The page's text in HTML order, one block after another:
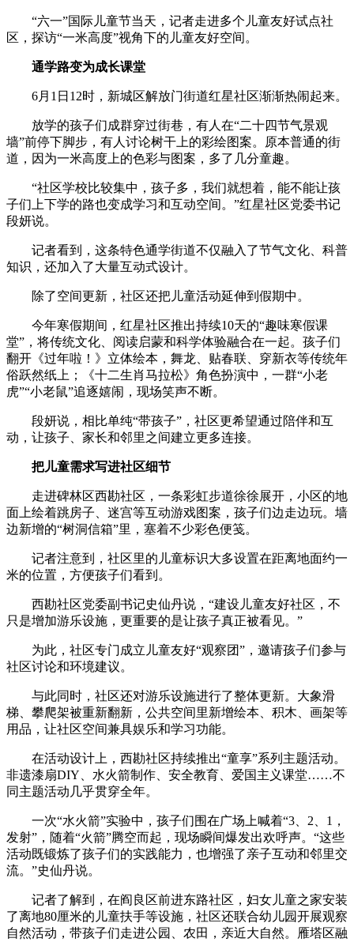
“六一”国际儿童节当天，记者走进多个儿童友好试点社
区，探访“一米高度”视角下的儿童友好空间。
通学路变为成长课堂
6月1日12时，新城区解放门街道红星社区渐渐热闹起来。
放学的孩子们成群穿过街巷，有人在“二十四节气景观
墙”前停下脚步，有人讨论树干上的彩绘图案。原本普通的街
道，因为一米高度上的色彩与图案，多了几分童趣。
“社区学校比较集中，孩子多，我们就想着，能不能让孩
子们上下学的路也变成学习和互动空间。”红星社区党委书记
段妍说。
记者看到，这条特色通学街道不仅融入了节气文化、科普
知识，还加入了大量互动式设计。
除了空间更新，社区还把儿童活动延伸到假期中。
今年寒假期间，红星社区推出持续10天的“趣味寒假课
堂”，将传统文化、阅读启蒙和科学体验融合在一起。孩子们
翻开《过年啦！》立体绘本，舞龙、贴春联、穿新衣等传统年
俗跃然纸上；《十二生肖马拉松》角色扮演中，一群“小老
虎”“小老鼠”追逐嬉闹，现场笑声不断。
段妍说，相比单纯“带孩子”，社区更希望通过陪伴和互
动，让孩子、家长和邻里之间建立更多连接。
把儿童需求写进社区细节
走进碑林区西勘社区，一条彩虹步道徐徐展开，小区的地
面上绘着跳房子、迷宫等互动游戏图案，孩子们边走边玩。墙
边新增的“树洞信箱”里，塞着不少彩色便笺。
记者注意到，社区里的儿童标识大多设置在距离地面约一
米的位置，方便孩子们看到。
西勘社区党委副书记史仙丹说，“建设儿童友好社区，不
只是增加游乐设施，更重要的是让孩子真正被看见。”
为此，社区专门成立儿童友好“观察团”，邀请孩子们参与
社区讨论和环境建议。
与此同时，社区还对游乐设施进行了整体更新。大象滑
梯、攀爬架被重新翻新，公共空间里新增绘本、积木、画架等
用品，让社区空间兼具娱乐和学习功能。
在活动设计上，西勘社区持续推出“童享”系列主题活动。
非遗漆扇DIY、水火箭制作、安全教育、爱国主义课堂……不
同主题活动几乎贯穿全年。
一次“水火箭”实验中，孩子们围在广场上喊着“3、2、1，
发射”，随着“火箭”腾空而起，现场瞬间爆发出欢呼声。“这些
活动既锻炼了孩子们的实践能力，也增强了亲子互动和邻里交
流。”史仙丹说。
记者了解到，在阎良区前进东路社区，妇女儿童之家安装
了离地80厘米的儿童扶手等设施，社区还联合幼儿园开展观察
自然活动，带孩子们走进公园、农田，亲近大自然。雁塔区融